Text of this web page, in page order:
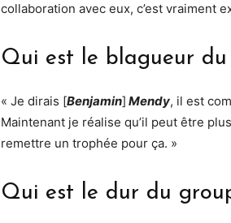
collaboration avec eux, c’est vraiment
Qui est le blagueur
« Je dirais [Benjamin] Mendy, il est
Maintenant je réalise qu’il peut être
remettre un trophée pour ça. »
Qui est le dur du